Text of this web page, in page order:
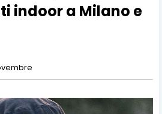
indoor a Milano e